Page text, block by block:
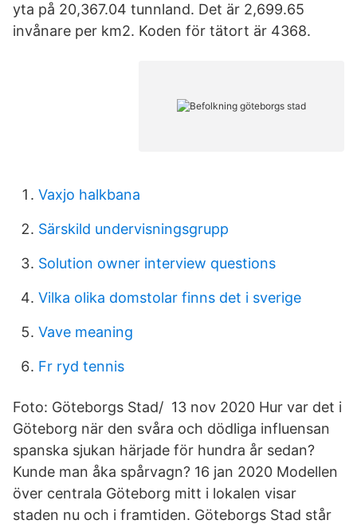
yta på 20,367.04 tunnland. Det är 2,699.65
invånare per km2. Koden för tätort är 4368.
Vaxjo halkbana
Särskild undervisningsgrupp
Solution owner interview questions
Vilka olika domstolar finns det i sverige
Vave meaning
Fr ryd tennis
Foto: Göteborgs Stad/ 13 nov 2020 Hur var det i
Göteborg när den svåra och dödliga influensan
spanska sjukan härjade för hundra år sedan?
Kunde man åka spårvagn? 16 jan 2020 Modellen
över centrala Göteborg mitt i lokalen visar
staden nu och i framtiden. Göteborgs Stad står